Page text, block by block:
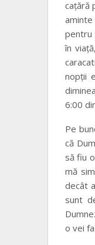
caţără
pentru
în
nopţii
6:00
Pe
că
să fiu
mă
decât
sunt
o vei